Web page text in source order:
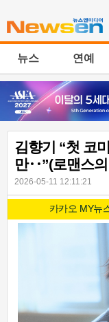
뉴스 연예
김향기 “첫 코
만‥”(로맨스
2026-05-11 12:11:21
카카오 MY뉴